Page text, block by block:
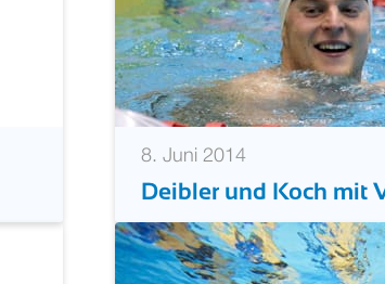
8. Juni 2014
Deibler und Koch mit